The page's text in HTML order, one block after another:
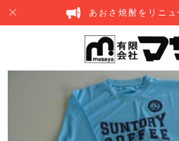
あおさ焼酎をリニュ